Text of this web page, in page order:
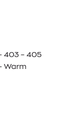
403 – 405
Warm